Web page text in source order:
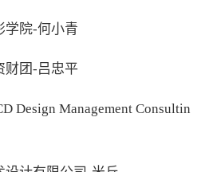
学院-何小青
财团-吕忠平
Design Management Consultin